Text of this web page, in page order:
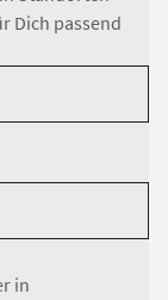
Dich passend
in